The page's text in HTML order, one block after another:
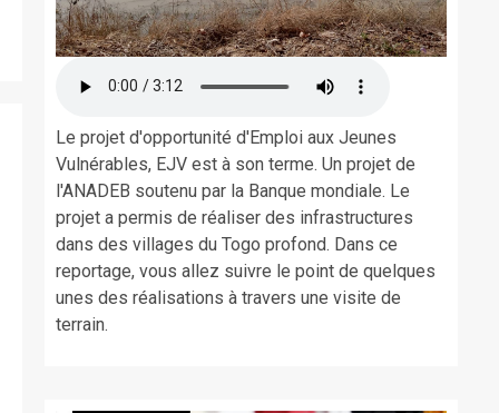
Le projet d'opportunité d'Emploi aux Jeunes
Vulnérables, EJV est à son terme. Un projet de
l'ANADEB soutenu par la Banque mondiale. Le
projet a permis de réaliser des infrastructures
dans des villages du Togo profond. Dans ce
reportage, vous allez suivre le point de quelques
unes des réalisations à travers une visite de
terrain.